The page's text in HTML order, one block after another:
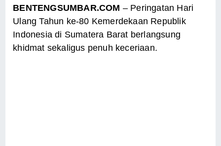
BENTENGSUMBAR.COM – Peringatan Hari
Ulang Tahun ke-80 Kemerdekaan Republik
Indonesia di Sumatera Barat berlangsung
khidmat sekaligus penuh keceriaan.